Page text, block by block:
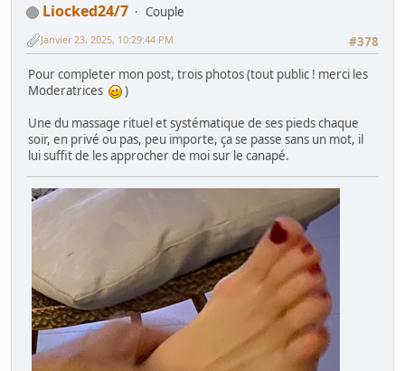
Liocked24/7
Couple
#378
Janvier 23, 2025, 10:29:44 PM
Pour completer mon post, trois photos (tout public ! merci les
Moderatrices
)
Une du massage rituel et systématique de ses pieds chaque
soir, en privé ou pas, peu importe, ça se passe sans un mot, il
lui suffit de les approcher de moi sur le canapé.